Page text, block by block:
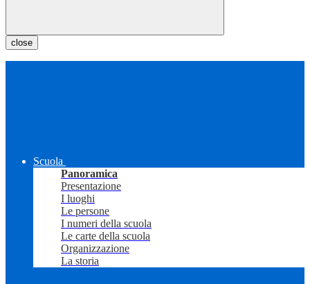
close
Scuola
Panoramica
Presentazione
I luoghi
Le persone
I numeri della scuola
Le carte della scuola
Organizzazione
La storia